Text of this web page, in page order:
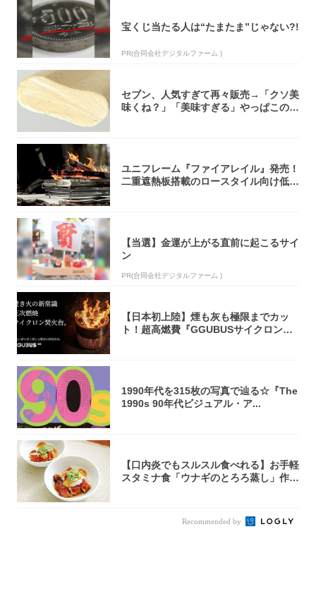
宝くじ当たる人は“たまたま”じゃない?!
PR(合同会社デジタルファーム )
セブン、人気すぎて再々販売→「クソ美
味くね？」「美味すぎる」やっぱこのク
ユニフレーム『ファイアレイル』発売！
二重遮熱板搭載のロースタイル向け低型
【当選】金運が上がる直前に起こるサイ
ン
PR(合同会社デジタルファーム )
【日本初上陸】煙も灰も極限までカッ
ト！超高燃費『GGUBUSサイクロン焚
1990年代を315枚の写真で辿る☆『The
1990s 90年代ビジュアル・ア...
【口内炎でもスルスル食べれる】お手軽
スタミナ食「ウナギのとろろ蒸し」作っ
Recommended by